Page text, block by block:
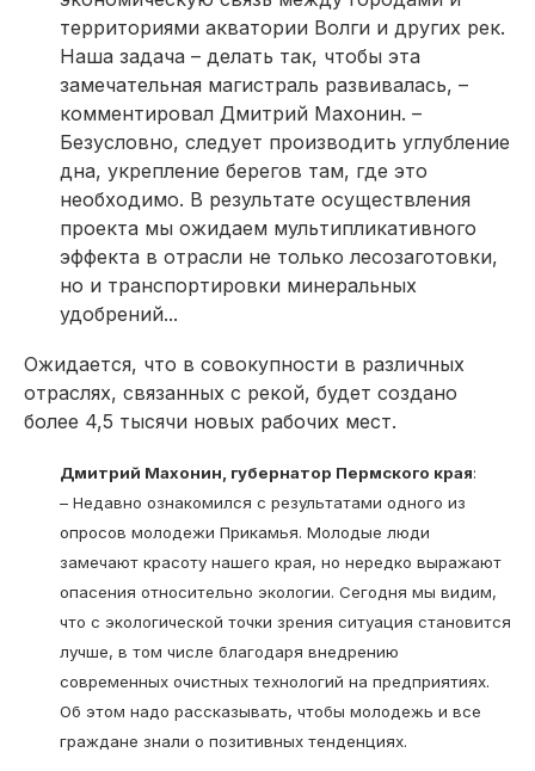
территориями акватории Волги и других рек.
Наша задача – делать так, чтобы эта
замечательная магистраль развивалась, –
комментировал Дмитрий Махонин. –
Безусловно, следует производить углубление
дна, укрепление берегов там, где это
необходимо. В результате осуществления
проекта мы ожидаем мультипликативного
эффекта в отрасли не только лесозаготовки,
но и транспортировки минеральных
удобрений...
Ожидается, что в совокупности в различных
отраслях, связанных с рекой, будет создано
более 4,5 тысячи новых рабочих мест.
Дмитрий Махонин, губернатор Пермского края:
– Недавно ознакомился с результатами одного из
опросов молодежи Прикамья. Молодые люди
замечают красоту нашего края, но нередко выражают
опасения относительно экологии. Сегодня мы видим,
что с экологической точки зрения ситуация становится
лучше, в том числе благодаря внедрению
современных очистных технологий на предприятиях.
Об этом надо рассказывать, чтобы молодежь и все
граждане знали о позитивных тенденциях.